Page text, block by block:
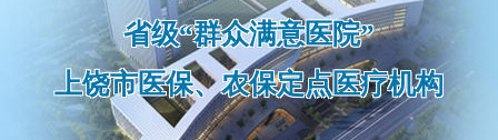
省级“群众满意医院”
上饶市医保、农保定点医疗机构